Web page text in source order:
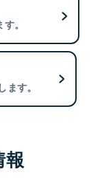
。
す。
報